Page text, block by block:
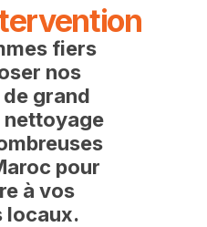
fiers
nos
grand
nettoyage
pour
à vos
locaux.